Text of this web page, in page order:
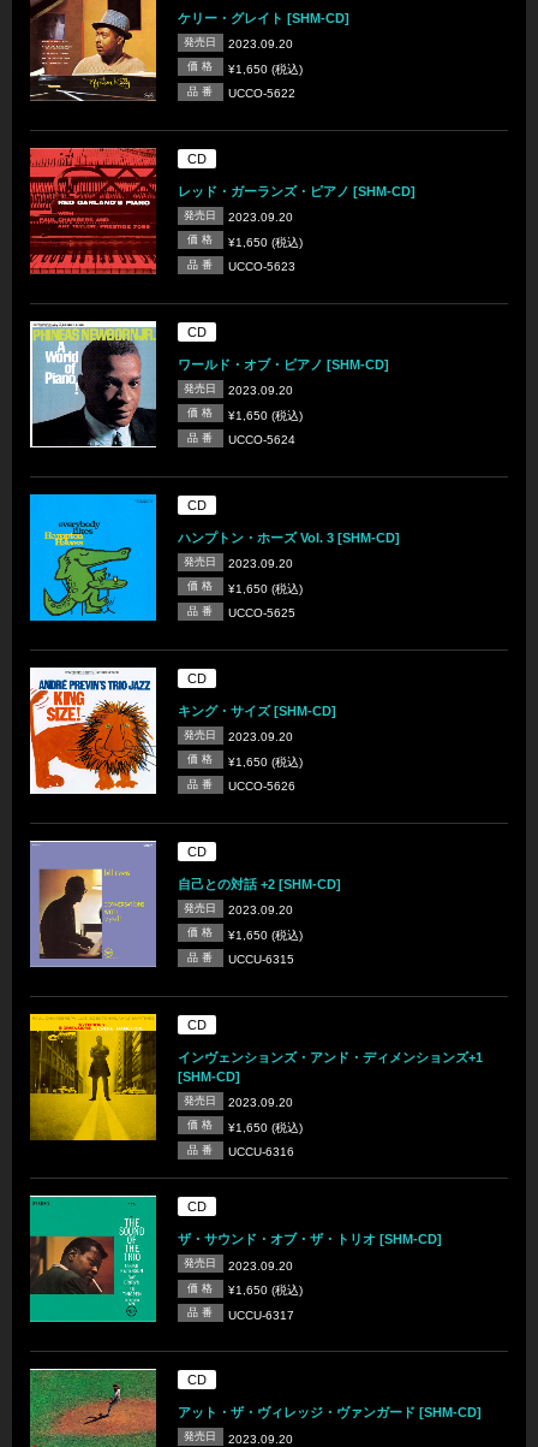
ケリー・グレイト [SHM-CD]
発売日 2023.09.20
価 格 ¥1,650 (税込)
品 番 UCCO-5622
CD
レッド・ガーランズ・ピアノ [SHM-CD]
発売日 2023.09.20
価 格 ¥1,650 (税込)
品 番 UCCO-5623
CD
ワールド・オブ・ピアノ [SHM-CD]
発売日 2023.09.20
価 格 ¥1,650 (税込)
品 番 UCCO-5624
CD
ハンプトン・ホーズ Vol. 3 [SHM-CD]
発売日 2023.09.20
価 格 ¥1,650 (税込)
品 番 UCCO-5625
CD
キング・サイズ [SHM-CD]
発売日 2023.09.20
価 格 ¥1,650 (税込)
品 番 UCCO-5626
CD
自己との対話 +2 [SHM-CD]
発売日 2023.09.20
価 格 ¥1,650 (税込)
品 番 UCCU-6315
CD
インヴェンションズ・アンド・ディメンションズ+1
[SHM-CD]
発売日 2023.09.20
価 格 ¥1,650 (税込)
品 番 UCCU-6316
CD
ザ・サウンド・オブ・ザ・トリオ [SHM-CD]
発売日 2023.09.20
価 格 ¥1,650 (税込)
品 番 UCCU-6317
CD
アット・ザ・ヴィレッジ・ヴァンガード [SHM-CD]
発売日 2023.09.20